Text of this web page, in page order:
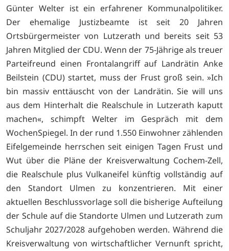
Günter Welter ist ein erfahrener Kommunalpolitiker.
Der ehemalige Justizbeamte ist seit 20 Jahren
Ortsbürgermeister von Lutzerath und bereits seit 53
Jahren Mitglied der CDU. Wenn der 75-Jährige als treuer
Parteifreund einen Frontalangriff auf Landrätin Anke
Beilstein (CDU) startet, muss der Frust groß sein. »Ich
bin massiv enttäuscht von der Landrätin. Sie will uns
aus dem Hinterhalt die Realschule in Lutzerath kaputt
machen«, schimpft Welter im Gespräch mit dem
WochenSpiegel. In der rund 1.550 Einwohner zählenden
Eifelgemeinde herrschen seit einigen Tagen Frust und
Wut über die Pläne der Kreisverwaltung Cochem-Zell,
die Realschule plus Vulkaneifel künftig vollständig auf
den Standort Ulmen zu konzentrieren. Mit einer
aktuellen Beschlussvorlage soll die bisherige Aufteilung
der Schule auf die Standorte Ulmen und Lutzerath zum
Schuljahr 2027/2028 aufgehoben werden. Während die
Kreisverwaltung von wirtschaftlicher Vernunft spricht,